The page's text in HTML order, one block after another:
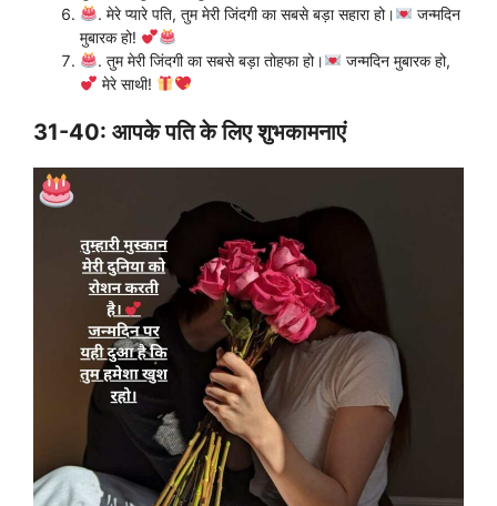
. मेरे प्यारे पति, तुम मेरी जिंदगी का सबसे बड़ा सहारा हो।
जन्मदिन
मुबारक हो!
. तुम मेरी जिंदगी का सबसे बड़ा तोहफा हो।
जन्मदिन मुबारक हो,
मेरे साथी!
31-40: आपके पति के लिए शुभकामनाएं